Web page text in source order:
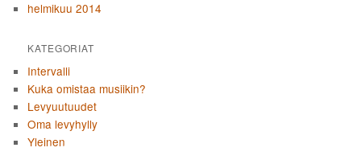
helmikuu 2014
KATEGORIAT
Intervalli
Kuka omistaa musiikin?
Levyuutuudet
Oma levyhylly
Yleinen